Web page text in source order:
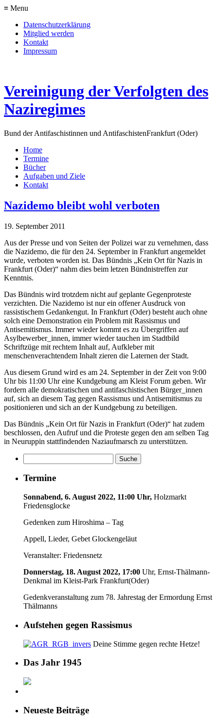
≡ Menu
Datenschutzerklärung
Mitglied werden
Kontakt
Impressum
Vereinigung der Verfolgten des
Naziregimes
Bund der Antifaschistinnen und AntifaschistenFrankfurt (Oder)
Home
Termine
Bücher
Aufgaben und Ziele
Kontakt
Nazidemo bleibt wohl verboten
19. September 2011
Aus der Presse und von Seiten der Polizei war zu vernehmen, dass
die Nazidemo, die für den 24. September in Frankfurt angemeldet
wurde, verboten worden ist. Das Bündnis „Kein Ort für Nazis in
Frankfurt (Oder)“ nahm dies beim letzen Bündnistreffen zur
Kenntnis.
Das Bündnis wird trotzdem nicht auf geplante Gegenproteste
verzichten. Die Nazidemo ist nur ein offener Ausdruck von
rassistischem Gedankengut. In Frankfurt (Oder) besteht auch ohne
solch eine Demonstration ein Problem mit Rassismus und
Antisemitismus. Immer wieder kommt es zu Übergriffen auf
Asylbewerber_innen, immer wieder tauchen im Stadtbild
Schriftzüge mit rechtem Inhalt auf, Aufkleber mit
menschenverachtendem Inhalt zieren die Laternen der Stadt.
Aus diesem Grund wird es am 24. September in der Zeit von 9:00
Uhr bis 11:00 Uhr eine Kundgebung am Kleist Forum geben. Wir
fordern alle demokratischen und antifaschistischen Bürger_innen
auf, sich an diesem Tag gegen Rassismus und Antisemitismus zu
positionieren und sich an der Kundgebung zu beteiligen.
Das Bündnis „Kein Ort für Nazis in Frankfurt (Oder)“ hat zudem
beschlossen, den Aufruf und die Proteste gegen den am selben Tag
in Neuruppin stattfindenden Naziaufmarsch zu unterstützen.
Termine
Sonnabend, 6. August 2022, 11:00 Uhr, Holzmarkt
Friedensglocke
Gedenken zum Hiroshima – Tag
Appell, Lieder, Gebet Glockengeläut
Veranstalter: Friedensnetz
Donnerstag, 18. August 2022, 17:00 Uhr, Ernst-Thälmann-
Denkmal im Kleist-Park Frankfurt(Oder)
Gedenkveranstaltung zum 78. Jahrestag der Ermordung Ernst
Thälmanns
Aufstehen gegen Rassismus
Deine Stimme gegen rechte Hetze!
Das Jahr 1945
Neueste Beiträge